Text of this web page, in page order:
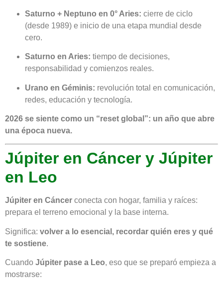
Saturno + Neptuno en 0° Aries: cierre de ciclo
(desde 1989) e inicio de una etapa mundial desde
cero.
Saturno en Aries: tiempo de decisiones,
responsabilidad y comienzos reales.
Urano en Géminis: revolución total en comunicación,
redes, educación y tecnología.
2026 se siente como un “reset global”: un año que abre
una época nueva.
Júpiter en Cáncer y Júpiter
en Leo
Júpiter en Cáncer conecta con hogar, familia y raíces:
prepara el terreno emocional y la base interna.
Significa: volver a lo esencial, recordar quién eres y qué
te sostiene.
Cuando Júpiter pase a Leo, eso que se preparó empieza a
mostrarse: